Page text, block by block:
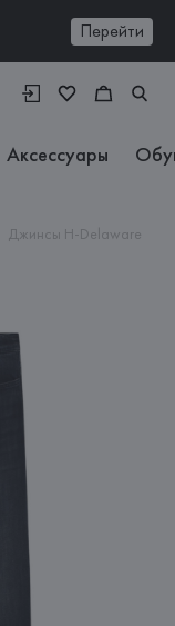
Перейти
Аксессуары
Джинсы H-Delaware